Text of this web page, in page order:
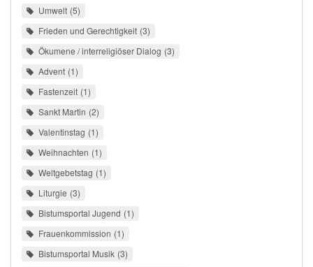
Umwelt 5
Frieden und Gerechtigkeit 3
Ökumene / interreligiöser Dialog 3
Advent 1
Fastenzeit 1
Sankt Martin 2
Valentinstag 1
Weihnachten 1
Weltgebetstag 1
Liturgie 3
Bistumsportal Jugend 1
Frauenkommission 1
Bistumsportal Musik 3